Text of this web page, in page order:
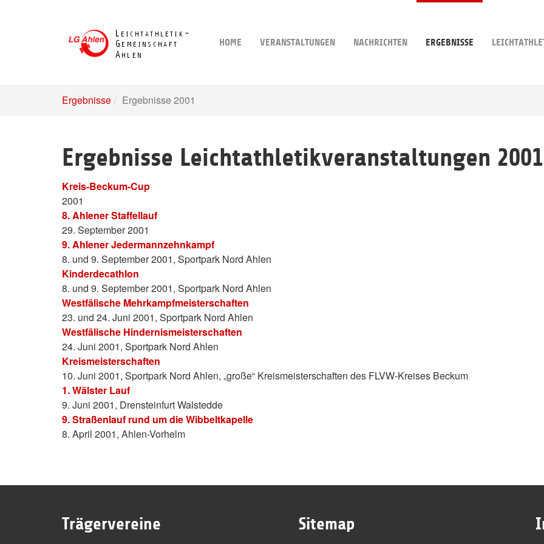
HOME VERANSTALTUNGEN NACHRICHTEN ERGEBNISSE
Ergebnisse Ergebnisse 2001
Ergebnisse Leichtathletikveranstaltungen 2001
Kreis-Beckum-Cup
2001
8. Ahlener Staffellauf
29. September 2001
9. Ahlener Jedermannzehnkampf
8. und 9. September 2001, Sportpark Nord Ahlen
Kinderdecathlon
8. und 9. September 2001, Sportpark Nord Ahlen
Westfälische Mehrkampfmeisterschaften
23. und 24. Juni 2001, Sportpark Nord Ahlen
Westfälische Hindernismeisterschaften
24. Juni 2001, Sportpark Nord Ahlen
Kreismeisterschaften
10. Juni 2001, Sportpark Nord Ahlen, „große“ Kreismeisterschaften des FLVW-Kreises Beckum
1. Wälster Lauf
9. Juni 2001, Drensteinfurt Walstedde
9. Straßenlauf rund um die Wibbeltkapelle
8. April 2001, Ahlen-Vorhelm
Trägervereine Sitemap